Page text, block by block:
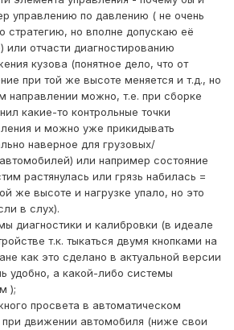
управлению по давлению ( не очень
стратегию, но вполне допускаю её
или отчасти диагностированию
кузова (понятное дело, что от
при той же высоте меняется и т.д., но
направлении можно, т.е. при сборке
какие-то контрольные точки
и можно уже прикидывать
наверное для грузовых/
или например состояние
растянулась или грязь набилась =
же высоте и нагрузке упало, но это
в слух).
диагностики и калибровки (в идеале
т.к. тыкаться двумя кнопками на
как это сделано в актуальной версии
удобно, а какой-либо системы
);
просвета в автоматическом
движении автомобиля (ниже свои